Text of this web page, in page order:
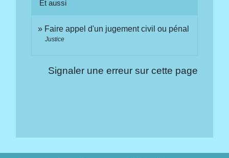
Et aussi
Faire appel d'un jugement civil ou pénal
Justice
Signaler une erreur sur cette page